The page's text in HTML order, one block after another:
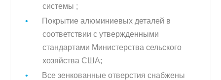
системы ;
Покрытие алюминиевых деталей в
соответствии с утвержденными
стандартами Министерства сельского
хозяйства США;
Все зенкованные отверстия снабжены